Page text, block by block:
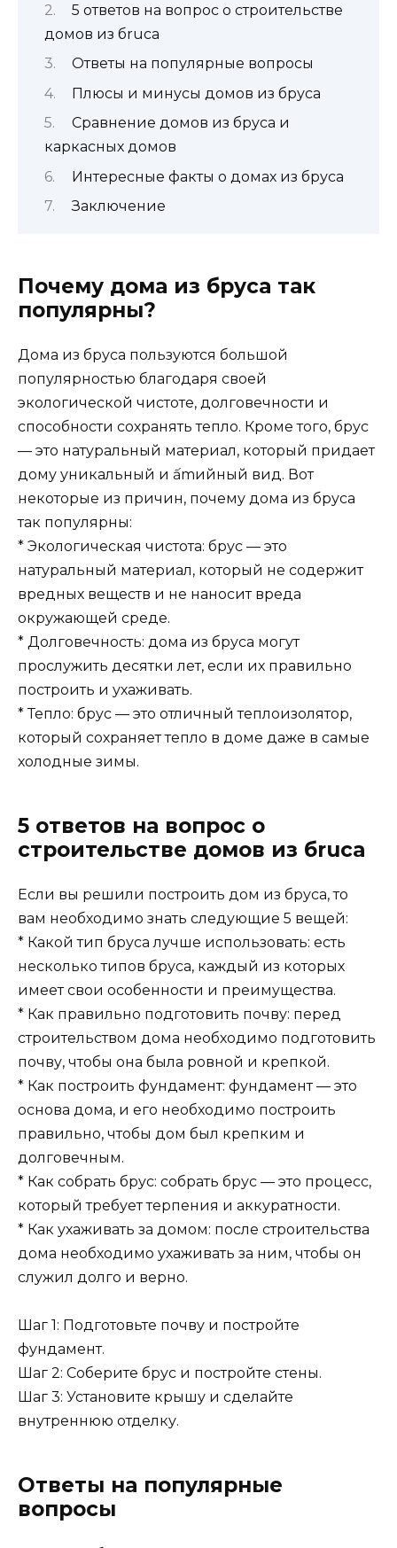
5 ответов на вопрос о строительстве
домов из бruса
Ответы на популярные вопросы
Плюсы и минусы домов из бруса
Сравнение домов из бруса и
каркасных домов
Интересные факты о домах из бруса
Заключение
Почему дома из бруса так
популярны?
Дома из бруса пользуются большой
популярностью благодаря своей
экологической чистоте, долговечности и
способности сохранять тепло. Кроме того, брус
— это натуральный материал, который придает
дому уникальный и ấmийный вид. Вот
некоторые из причин, почему дома из бруса
так популярны:
* Экологическая чистота: брус — это
натуральный материал, который не содержит
вредных веществ и не наносит вреда
окружающей среде.
* Долговечность: дома из бруса могут
прослужить десятки лет, если их правильно
построить и ухаживать.
* Тепло: брус — это отличный теплоизолятор,
который сохраняет тепло в доме даже в самые
холодные зимы.
5 ответов на вопрос о
строительстве домов из бruса
Если вы решили построить дом из бруса, то
вам необходимо знать следующие 5 вещей:
* Какой тип бруса лучше использовать: есть
несколько типов бруса, каждый из которых
имеет свои особенности и преимущества.
* Как правильно подготовить почву: перед
строительством дома необходимо подготовить
почву, чтобы она была ровной и крепкой.
* Как построить фундамент: фундамент — это
основа дома, и его необходимо построить
правильно, чтобы дом был крепким и
долговечным.
* Как собрать брус: собрать брус — это процесс,
который требует терпения и аккуратности.
* Как ухаживать за домом: после строительства
дома необходимо ухаживать за ним, чтобы он
служил долго и верно.
Шаг 1: Подготовьте почву и постройте
фундамент.
Шаг 2: Соберите брус и постройте стены.
Шаг 3: Установите крышу и сделайте
внутреннюю отделку.
Ответы на популярные
вопросы